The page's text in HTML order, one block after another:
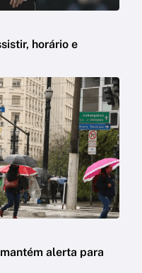
horário e
alerta para